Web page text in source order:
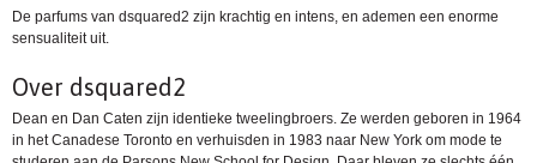
De parfums van dsquared2 zijn krachtig en intens, en ademen een enorme
sensualiteit uit.
Over dsquared2
Dean en Dan Caten zijn identieke tweelingbroers. Ze werden geboren in 1964
in het Canadese Toronto en verhuisden in 1983 naar New York om mode te